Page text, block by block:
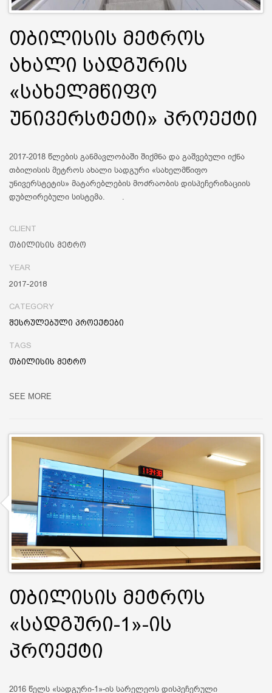
თბილისის მეტროს
ახალი სადგურის
«სახელმწიფო
უნივერსტეტი» პროექტი
2017-2018 წლების განმავლობაში შიქმნა და გაშვებული იქნა
თბილისის მეტროს ახალი სადგური «სახელმწიფო
უნივერსტეტის» მატარებლების მოძრაობის დისპეჩერიზაციის
დუბლირებული სისტემა. .
CLIENT
თბილისის მეტრო
YEAR
2017-2018
CATEGORY
შესრულებული პროექტები
TAGS
თბილისის მეტრო
SEE MORE
თბილისის მეტროს
«სადგური-1»-ის
პროექტი
2016 წელს «სადგური-1»-ის სარელეოს დისპეჩერული